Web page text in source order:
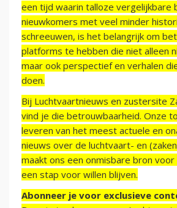
een tijd waarin talloze vergelijkbare
nieuwkomers met veel minder
schreeuwen, is het belangrijk om
platforms te hebben die niet alleen
maar ook perspectief en verhalen
doen.
Bij Luchtvaartnieuws en zustersite
vind je die betrouwbaarheid. Onze
leveren van het meest actuele en
nieuws over de luchtvaart- en
maakt ons een onmisbare bron
een stap voor willen blijven.
Abonneer je voor exclusieve